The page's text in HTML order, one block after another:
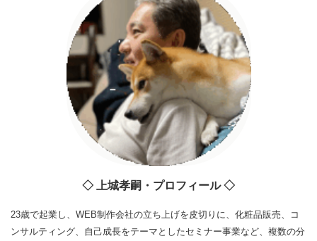
◇ 上城孝嗣・プロフィール ◇
23歳で起業し、WEB制作会社の立ち上げを皮切りに、化粧品販売、コ
ンサルティング、自己成長をテーマとしたセミナー事業など、複数の分